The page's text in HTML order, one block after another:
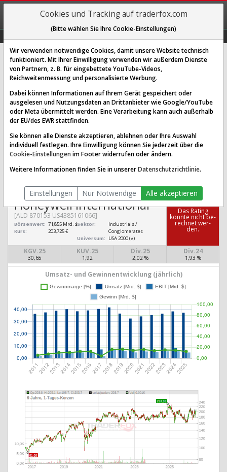
REGIS-
TRIEREN
Honeywell International Aktie:
Realtime-Kurs & Analyse (870153 |
ALD)
SCORING SYSTEMS:
Qualitäts-Check Dividenden-Check
Wachstums-Check
geeignet?
Honeywell International
[ALD 870153 US4385161066]
Börsenwert: 71,855 Mrd. $
Kurs:
203,725 €
Sektor:
Industrials /
Conglomerates
Universum:
USA 2000 (v)
KGV.25
30,65
KUV.25
1,92
Div.25
2,02 %
Div.24
1,93 %
Das Ra­ting
konn­te nicht be­
rech­net wer­
den.
Umsatz- und Gewinnentwicklung (jährlich)
Cookies und Tracking auf traderfox.com
(Bitte wählen Sie Ihre Cookie-Einstellungen)
Wir verwenden notwendige Cookies, damit unsere Website technisch
funktioniert. Mit Ihrer Einwilligung verwenden wir außerdem Dienste
von Partnern, z. B. für eingebettete YouTube-Videos,
Reichweitenmessung und personalisierte Werbung.
Dabei können Informationen auf Ihrem Gerät gespeichert oder
ausgelesen und Nutzungsdaten an Drittanbieter wie Google/YouTube
oder Meta übermittelt werden. Eine Verarbeitung kann auch außerhalb
der EU/des EWR stattfinden.
Sie können alle Dienste akzeptieren, ablehnen oder Ihre Auswahl
individuell festlegen. Ihre Einwilligung können Sie jederzeit über die
Cookie-Einstellungen im Footer widerrufen oder ändern.
Weitere Informationen finden Sie in unsererDatenschutzrichtlinie.
Einstellungen Nur Notwendige Alle akzeptieren